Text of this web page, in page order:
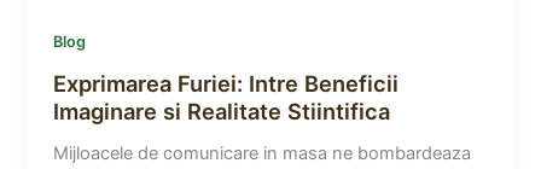
Blog
Exprimarea Furiei: Intre Beneficii
Imaginare si Realitate Stiintifica
Mijloacele de comunicare in masa ne bombardeaza